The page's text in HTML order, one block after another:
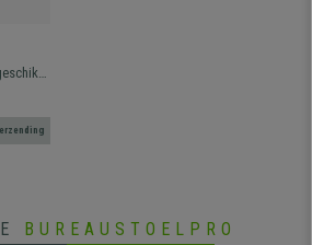
BUREAUSTOELPRO